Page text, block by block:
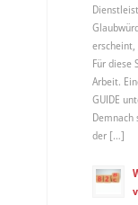
Für diese
Arbeit.
GUIDE
der […]